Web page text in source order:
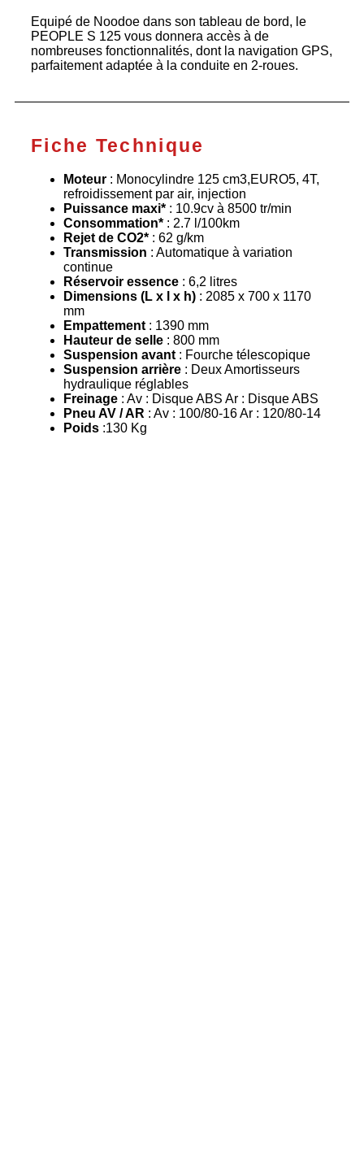
Equipé de Noodoe dans son tableau de bord, le
PEOPLE S 125 vous donnera accès à de
nombreuses fonctionnalités, dont la navigation GPS,
parfaitement adaptée à la conduite en 2-roues.
Fiche Technique
Moteur : Monocylindre 125 cm3,EURO5, 4T,
refroidissement par air, injection
Puissance maxi* : 10.9cv à 8500 tr/min
Consommation* : 2.7 l/100km
Rejet de CO2* : 62 g/km
Transmission : Automatique à variation
continue
Réservoir essence : 6,2 litres
Dimensions (L x l x h) : 2085 x 700 x 1170
mm
Empattement : 1390 mm
Hauteur de selle : 800 mm
Suspension avant : Fourche télescopique
Suspension arrière : Deux Amortisseurs
hydraulique réglables
Freinage : Av : Disque ABS Ar : Disque ABS
Pneu AV / AR : Av : 100/80-16 Ar : 120/80-14
Poids :130 Kg